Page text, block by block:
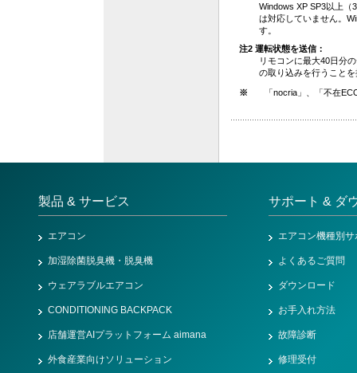
Windows XP SP3以上（
は対応していません。
す。
注2 運転状態を送信：
リモコンに最大40日分
の取り込みを行うこと
※ 「nocria」、「不在
製品 & サービス
エアコン
加湿除菌脱臭機・脱臭機
ウェアラブルエアコン
CONDITIONING BACKPACK
店舗運営AIプラットフォーム aimana
外食産業向けソリューション
サポート & ダ
エアコン機種別
よくあるご質問
ダウンロード
お手入れ方法
故障診断
修理受付